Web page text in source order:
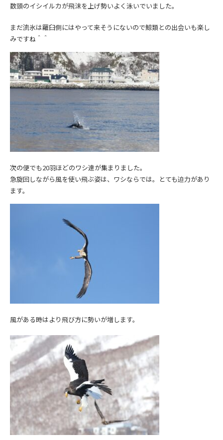
数頭のイシイルカが飛沫を上げ勢いよく泳いでいました。
まだ流氷は羅臼側にはやって来そうにないので鯨類との出会いも楽し
みですね＾＾
次の便でも20羽ほどのワシ達が集まりました。
急旋回しながら風を使い飛ぶ姿は、ワシならでは。とても迫力があり
ます。
風がある時はより飛び方に勢いが増します。